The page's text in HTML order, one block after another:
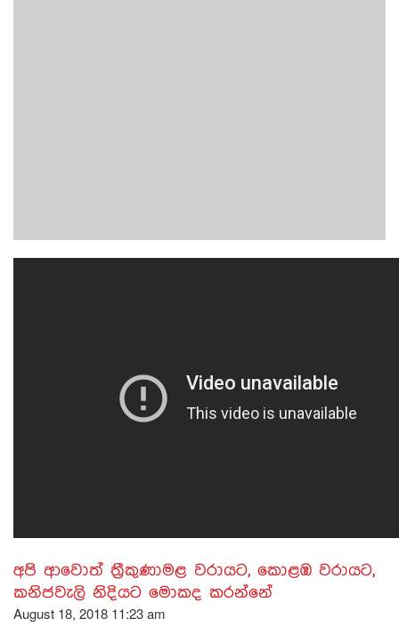
අපි ආවොත් ත්‍රීකුණාමළ වරායට, කොළඹ වරායට,
කනිජවැලි නිදියට මොකද කරන්නේ
August 18, 2018 11:23 am